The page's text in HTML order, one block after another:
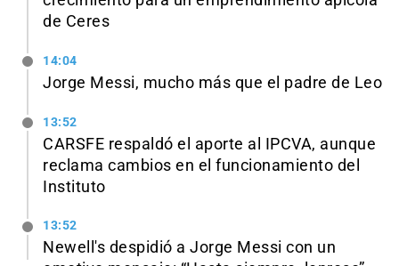
de Ceres
14:04
Jorge Messi, mucho más que el padre de Leo
13:52
CARSFE respaldó el aporte al IPCVA, aunque
reclama cambios en el funcionamiento del
Instituto
13:52
Newell's despidió a Jorge Messi con un